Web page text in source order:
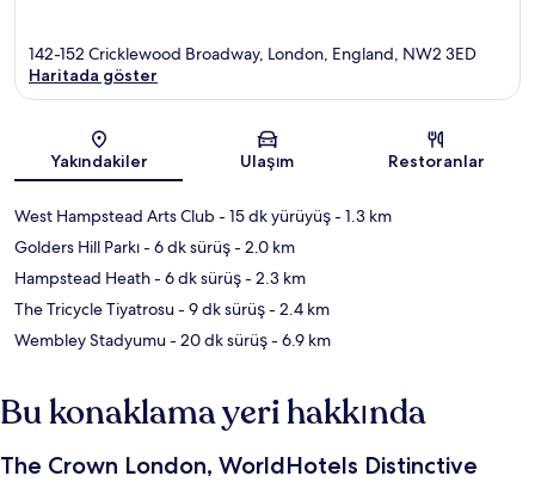
Harita
142-152 Cricklewood Broadway, London, England, NW2 3ED
Haritada göster
Yakındakiler Ulaşım Restoranlar
West Hampstead Arts Club- 15 dk yürüyüş- 1.3 km
Golders Hill Parkı- 6 dk sürüş- 2.0 km
Hampstead Heath- 6 dk sürüş- 2.3 km
The Tricycle Tiyatrosu- 9 dk sürüş- 2.4 km
Wembley Stadyumu- 20 dk sürüş- 6.9 km
Bu konaklama yeri hakkında
The Crown London, WorldHotels Distinctive